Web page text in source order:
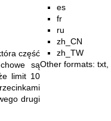
część
są
limit 10
drugi
es
fr
ru
zh_CN
zh_TW
Other formats: txt